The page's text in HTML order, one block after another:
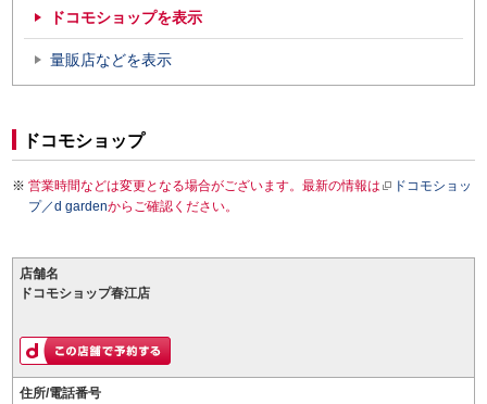
ドコモショップを表示
量販店などを表示
ドコモショップ
営業時間などは変更となる場合がございます。最新の情報は
ドコモショッ
プ／d gardenからご確認ください。
店舗名
ドコモショップ春江店
住所/電話番号